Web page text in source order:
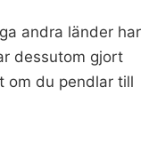
andra länder har
dessutom gjort
om du pendlar till